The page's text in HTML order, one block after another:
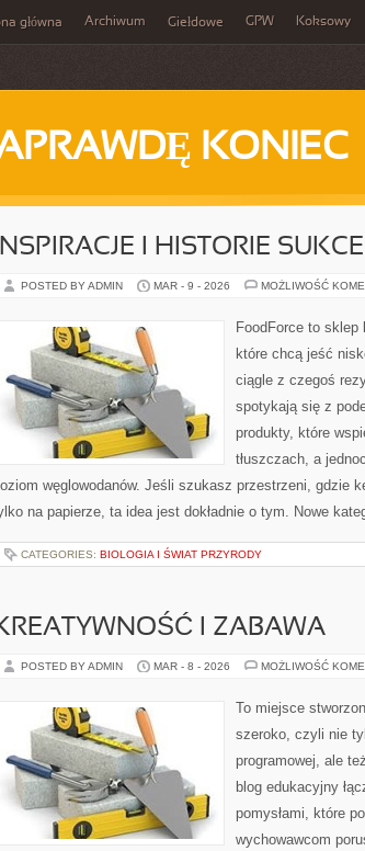
główna Archiwum Giełdowe GPW Koksowy
KONIEC
INSPIRACJE I HISTORIE
POSTED BY ADMIN MAR - 9 - 2026 MOŻLIWOŚĆ
FoodForce to
które chcą jeść
ciągle z czegoś
spotykają się z
produkty, które
tłuszczach, a
węglowodanów. Jeśli szukasz przestrzeni, gdzie
na papierze, ta idea jest dokładnie o tym. Nowe
CATEGORIES: BIOLOGIA I ŚWIAT PRZYRODY
I ZABAWA
POSTED BY ADMIN MAR - 8 - 2026 MOŻLIWOŚĆ
To miejsce
szeroko, czyli nie
programowej, ale
blog edukacyjny
pomysłami, które
wychowawcom